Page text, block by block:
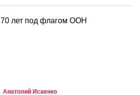
70 лет под флагом ООН
Анатолий Исаенко